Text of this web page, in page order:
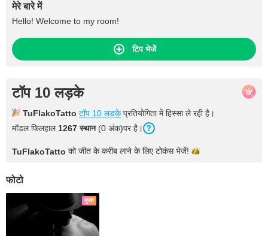
मेरे बारे में
Hello! Welcome to my room!
टिप भेजें
टॉप 10 लड़के
TuFlakoTatto टॉप 10 लड़केप्रतियोगिता में हिस्सा ले रही है।
मॉडल फिलहाल 1267 स्थान(0 अंक)पर है।
TuFlakoTatto को जीत के करीब लाने के लिए टोकंसभेजें!
फोटो
मुफ्त